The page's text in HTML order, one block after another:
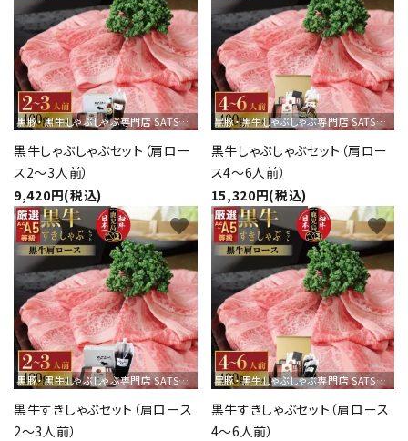
ギフト
ショップから選ぶ
価格から選ぶ
エリアから選ぶ
かごかご.jpとは？
お知らせ
よくある質問
お問い合わせ
プライバシーポリシー
黒豚・黒牛しゃぶしゃぶ専門店 SATSUMA
黒牛しゃぶしゃぶセット（肩ロー
ス2～3人前）
9,420円(税込)
黒豚・黒牛しゃぶしゃぶ専門店 SATSUMA
黒牛しゃぶしゃぶセット（肩ロー
ス4～6人前）
15,320円(税込)
黒豚・黒牛しゃぶしゃぶ専門店 SATSUMA
黒牛すきしゃぶセット（肩ロース
2～3人前）
favorite
黒豚・黒牛しゃぶしゃぶ専門店 SATSUMA
黒牛すきしゃぶセット（肩ロース
4～6人前）
favorite